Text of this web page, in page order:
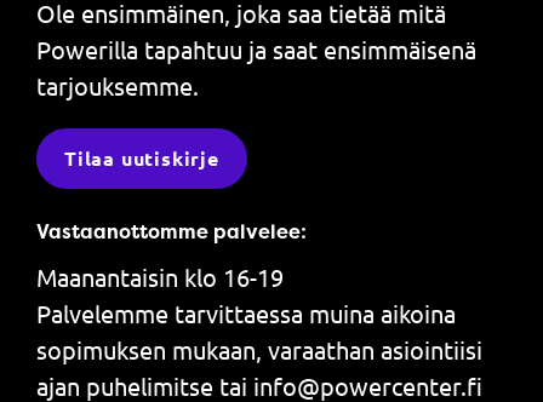
Ole ensimmäinen, joka saa tietää mitä
Powerilla tapahtuu ja saat ensimmäisenä
tarjouksemme.
Tilaa uutiskirje
Vastaanottomme palvelee:
Maanantaisin klo 16-19
Palvelemme tarvittaessa muina aikoina
sopimuksen mukaan, varaathan asiointiisi
ajan puhelimitse tai info@powercenter.fi